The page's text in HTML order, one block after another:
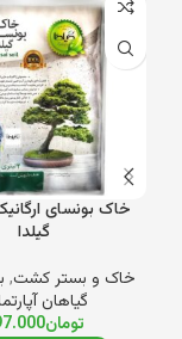
گیلدا
خاک و بستر کشت,
گیاهان
تومان